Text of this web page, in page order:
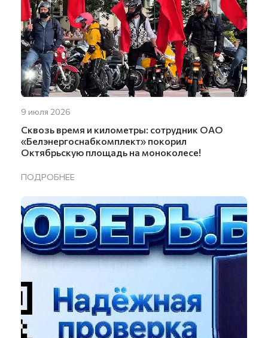
9 июля 2026
Сквозь время и километры: сотрудник ОАО
«Белэнергоснабкомплект» покорил
Октябрьскую площадь на моноколесе!
ПОДРОБНЕЕ